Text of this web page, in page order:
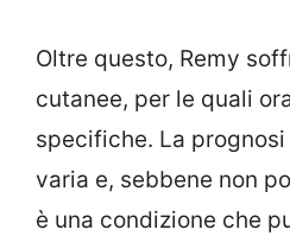
Oltre questo, Remy
cutanee, per le quali
specifiche. La
varia e, sebbene non
è una condizione che